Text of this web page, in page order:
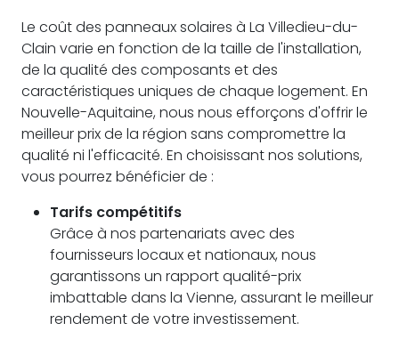
Le coût des panneaux solaires à La Villedieu-du-
Clain varie en fonction de la taille de l'installation,
de la qualité des composants et des
caractéristiques uniques de chaque logement. En
Nouvelle-Aquitaine, nous nous efforçons d'offrir le
meilleur prix de la région sans compromettre la
qualité ni l'efficacité. En choisissant nos solutions,
vous pourrez bénéficier de :
Tarifs compétitifs
Grâce à nos partenariats avec des
fournisseurs locaux et nationaux, nous
garantissons un rapport qualité-prix
imbattable dans la Vienne, assurant le meilleur
rendement de votre investissement.